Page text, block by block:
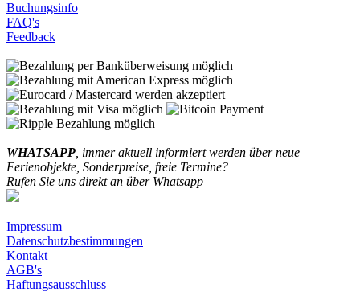
Buchungsinfo
FAQ's
Feedback
WHATSAPP , immer aktuell informiert werden über neue
Ferienobjekte, Sonderpreise, freie Termine?
Rufen Sie uns direkt an über Whatsapp
Impressum
Datenschutzbestimmungen
Kontakt
AGB's
Haftungsausschluss